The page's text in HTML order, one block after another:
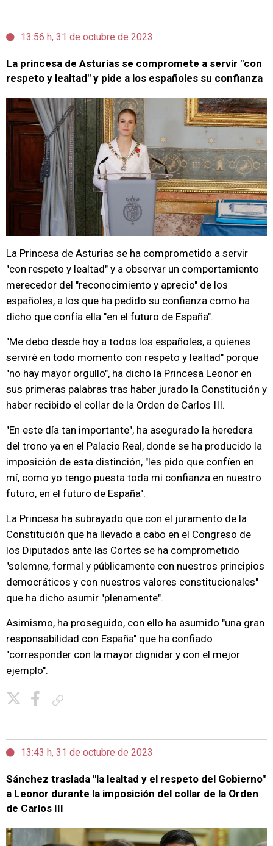
13:56 h, 31 de octubre de 2023
La princesa de Asturias se compromete a servir "con
respeto y lealtad" y pide a los españoles su confianza
La Princesa de Asturias se ha comprometido a servir
"con respeto y lealtad" y a observar un comportamiento
merecedor del "reconocimiento y aprecio" de los
españoles, a los que ha pedido su confianza como ha
dicho que confía ella "en el futuro de España".
"Me debo desde hoy a todos los españoles, a quienes
serviré en todo momento con respeto y lealtad" porque
"no hay mayor orgullo", ha dicho la Princesa Leonor en
sus primeras palabras tras haber jurado la Constitución y
haber recibido el collar de la Orden de Carlos III.
"En este día tan importante", ha asegurado la heredera
del trono ya en el Palacio Real, donde se ha producido la
imposición de esta distinción, "les pido que confíen en
mí, como yo tengo puesta toda mi confianza en nuestro
futuro, en el futuro de España".
La Princesa ha subrayado que con el juramento de la
Constitución que ha llevado a cabo en el Congreso de
los Diputados ante las Cortes se ha comprometido
"solemne, formal y públicamente con nuestros principios
democráticos y con nuestros valores constitucionales"
que ha dicho asumir "plenamente".
Asimismo, ha proseguido, con ello ha asumido "una gran
responsabilidad con España" que ha confiado
"corresponder con la mayor dignidar y con el mejor
ejemplo".
13:43 h, 31 de octubre de 2023
Sánchez traslada "la lealtad y el respeto del Gobierno"
a Leonor durante la imposición del collar de la Orden
de Carlos III